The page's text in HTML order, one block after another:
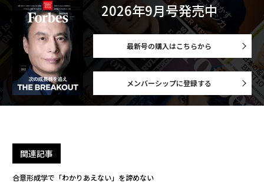
2026年9月号発売中
最新号の購入はこちらから
メンバーシップに登録する
関連記事
合意形成学で「わかりあえない」を諦めない